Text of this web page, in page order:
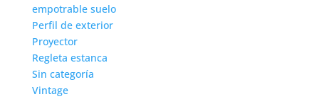
empotrable suelo
Perfil de exterior
Proyector
Regleta estanca
Sin categoría
Vintage